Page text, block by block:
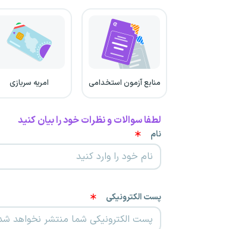
منابع آزمون استخدامی امریه سربازی
لطفا سوالات و نظرات خود را بیان کنید
نام
پست الکترونیکی